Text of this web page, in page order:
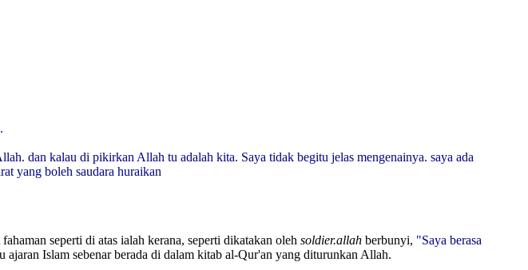
dan kalau di pikirkan Allah tu adalah kita. Saya tidak begitu jelas mengenainya. saya ada
yang boleh saudara huraikan
seperti di atas ialah kerana, seperti dikatakan oleh soldier.allah berbunyi, "Saya berasa
ajaran Islam sebenar berada di dalam kitab al-Qur'an yang diturunkan Allah.